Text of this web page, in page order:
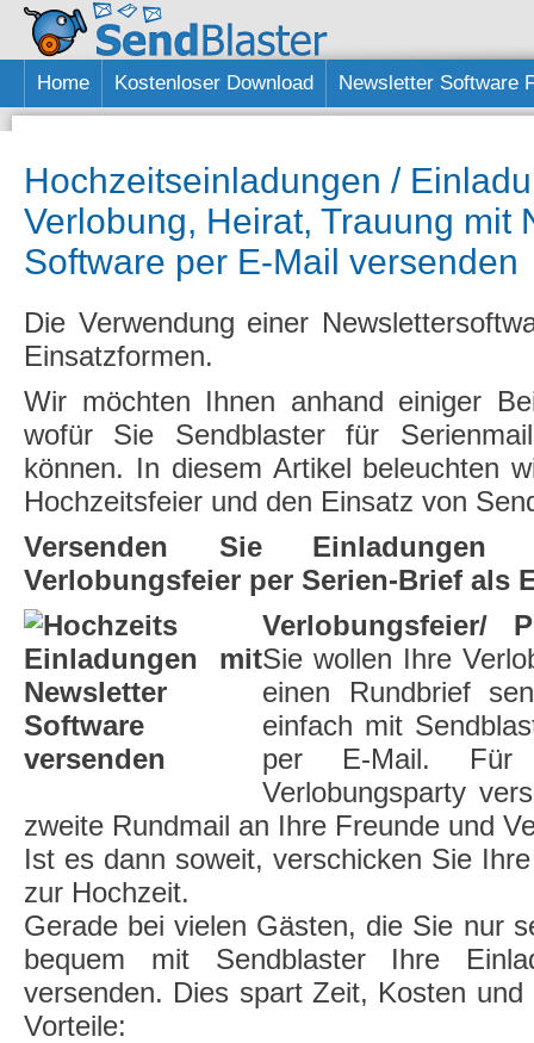
Home Kostenloser Download Newsletter Software
Hochzeitseinladungen /
Verlobung, Heirat, Trauung mit
Software per E-Mail versenden
Die Verwendung einer
Einsatzformen.
Wir möchten Ihnen anhand einiger
wofür Sie Sendblaster für
können. In diesem Artikel beleuchten
Hochzeitsfeier und den Einsatz von
Versenden Sie Einladungen
Verlobungsfeier per Serien-Brief als
Verlobungsfeier/
Sie wollen Ihre
einen Rundbrief
einfach mit
per E-Mail. Für
Verlobungsparty
zweite Rundmail an Ihre Freunde und
Ist es dann soweit, verschicken Sie
zur Hochzeit.
Gerade bei vielen Gästen, die Sie nur
bequem mit Sendblaster Ihre
versenden. Dies spart Zeit, Kosten
Vorteile: